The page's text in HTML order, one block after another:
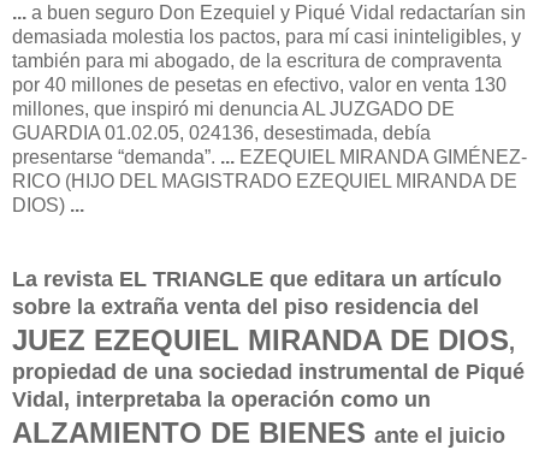
... a buen seguro Don Ezequiel y Piqué Vidal redactarían sin
demasiada molestia los pactos, para mí casi ininteligibles, y
también para mi abogado, de la escritura de compraventa
por 40 millones de pesetas en efectivo, valor en venta 130
millones, que inspiró mi denuncia AL JUZGADO DE
GUARDIA 01.02.05, 024136, desestimada, debía
presentarse “demanda”. ... EZEQUIEL MIRANDA GIMÉNEZ-
RICO (HIJO DEL MAGISTRADO EZEQUIEL MIRANDA DE
DIOS) ...
La revista EL TRIANGLE que editara un artículo
sobre la extraña venta del piso residencia del
JUEZ EZEQUIEL MIRANDA DE DIOS,
propiedad de una sociedad instrumental de Piqué
Vidal, interpretaba la operación como un
ALZAMIENTO DE BIENES ante el juicio